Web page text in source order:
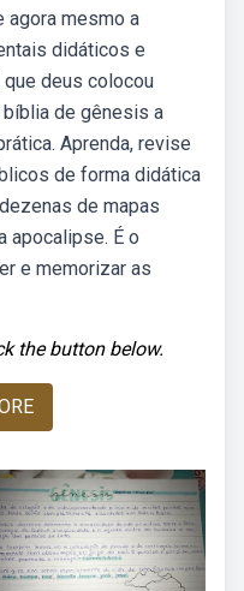
agora mesmo a
didáticos e
deus colocou
bíblia de gênesis a
Aprenda, revise
de forma didática
de mapas
apocalipse. É o
e memorizar as
the button below.